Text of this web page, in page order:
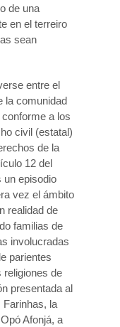
de una
en el terreiro
sean
entre el
la comunidad
a los
civil (estatal)
de la
12 del
un episodio
vez el ámbito
realidad de
familias de
involucradas
parientes
religiones de
presentada al
Farinhas, la
Afonjá, a